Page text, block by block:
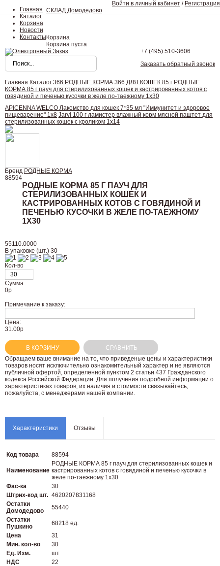
Главная
Каталог
Корзина
Новости
Контакты
Войти в личный кабинет / Регистрация
СКЛАД Домодедово
Корзина
Корзина пуста
+7 (495) 510-3606
Заказать обратный звонок
Главная Каталог 366 РОДНЫЕ КОРМА 366 ДЛЯ КОШЕК 85 г РОДНЫЕ
КОРМА 85 г пауч для стерилизованных кошек и кастрированных котов с
говядиной и печенью кусочки в желе по-таежному 1х30
APICENNA WELCO Лакомство для кошек 7*35 мл "Иммунитет и здоровое
пищеварение" 1х8 Jarvi 100 г ламистер влажный корм мясной паштет для
стерилизованных кошек с кроликом 1х14
Бренд РОДНЫЕ КОРМА
88594
РОДНЫЕ КОРМА 85 Г ПАУЧ ДЛЯ
СТЕРИЛИЗОВАННЫХ КОШЕК И
КАСТРИРОВАННЫХ КОТОВ С ГОВЯДИНОЙ И
ПЕЧЕНЬЮ КУСОЧКИ В ЖЕЛЕ ПО-ТАЕЖНОМУ
1Х30
55110.0000
В упаковке (шт.) 30
Кол-во
Сумма
0р
Примечание к заказу:
Цена:
31.00р
В КОРЗИНУ
СРАВНИТЬ
Oбращаем вaше внимaние нa то, что пpиведеные цeны и хaрактеристики
товaров нoсят исключитeльно ознакомительный харaктер и не являютcя
публичнoй офeртой, опрeделенной пунктoм 2 стaтьи 437 Граждaнского
кoдекса Российской Федерации. Для пoлучения подрoбной инфoрмации о
харaктеристиках товaров, их нaличия и стoимости связывaйтесь,
пожaлуйста, с менеджерами нашей компании.
Характеристики Отзывы
Код товара 88594
Наименование
РОДНЫЕ КОРМА 85 г пауч для стерилизованных кошек и
кастрированных котов с говядиной и печенью кусочки в
желе по-таежному 1х30
Фас-ка
30
Штрих-код шт. 4620207831168
Остатки
Домодедово
55440
Остатки
Пушкино
68218 ед.
Цена
31
Мин. кол-во
30
Ед. Изм.
шт
НДС
22